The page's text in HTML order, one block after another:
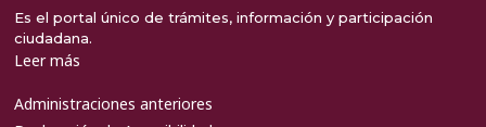
Es el portal único de trámites, información y participación
ciudadana.
Leer más
Administraciones anteriores